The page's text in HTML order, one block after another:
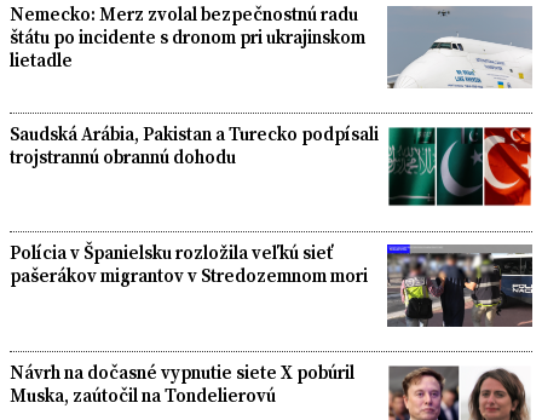
Nemecko: Merz zvolal bezpečnostnú radu
štátu po incidente s dronom pri ukrajinskom
lietadle
Saudská Arábia, Pakistan a Turecko podpísali
trojstrannú obrannú dohodu
Polícia v Španielsku rozložila veľkú sieť
pašerákov migrantov v Stredozemnom mori
Návrh na dočasné vypnutie siete X pobúril
Muska, zaútočil na Tondelierovú